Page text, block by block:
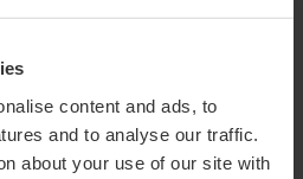
content and ads, to
and to analyse our traffic.
about your use of our site with